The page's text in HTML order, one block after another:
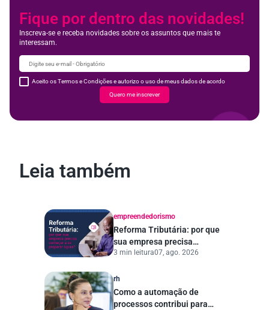
Fique por dentro das novidades!
Inscreva-se e receba novidades sobre os assuntos que mais te
interessam.
Aceito os Termos e Condições e autorizo o uso de meus dados de acordo
Quero me inscrever
Leia também
empreendedorismo
Reforma Tributária: por que
sua empresa precisa
começar a se preparar
3 min leitura07, ago. 2026
rh
Como a automação de
processos contribui para